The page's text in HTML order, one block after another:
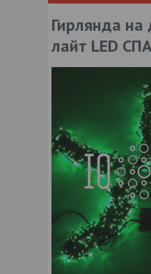
Гирлянда на
лайт LED